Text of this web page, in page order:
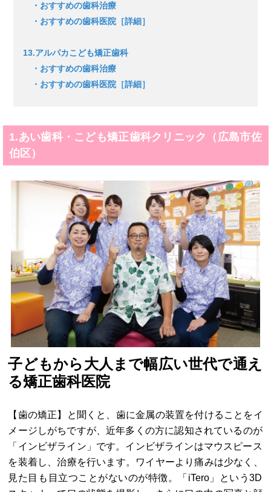
・おすすめの歯科治療
・おすすめの歯科医院［詳細］
13.アルパカこども矯正歯科
・おすすめの歯科治療
・おすすめの歯科医院［詳細］
1.あい歯科・こども矯正歯科クリニック（広島市佐
伯区）
子どもから大人まで幅広い世代で通え
る矯正歯科医院
【歯の矯正】と聞くと、歯に金属の装置を付けることをイ
メージしがちですが、近年多くの方に認知されているのが
「インビザライン」です。インビザラインはマウスピース
を装着し、治療を行います。ワイヤーより痛みは少なく、
見た目も目立つことがないのが特徴。「iTero」という3D